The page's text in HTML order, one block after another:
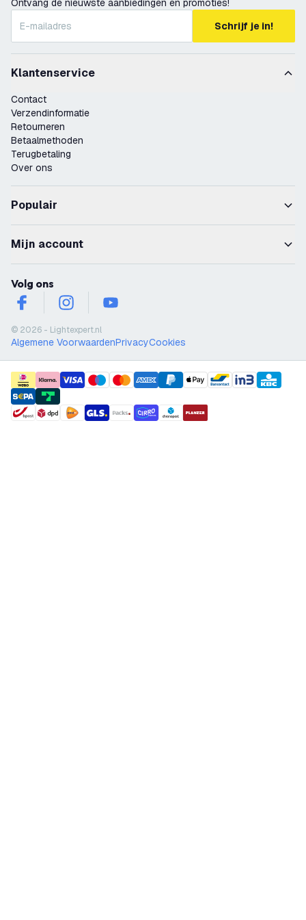
Ontvang de nieuwste aanbiedingen en promoties!
Schrijf je in!
Klantenservice
Contact
Verzendinformatie
Retourneren
Betaalmethoden
Terugbetaling
Over ons
Populair
Mijn account
Volg ons
facebookinstagramyoutube
© 2026 - Lightexpert.nl
Algemene VoorwaardenPrivacyCookies
payment methods
shipment methods